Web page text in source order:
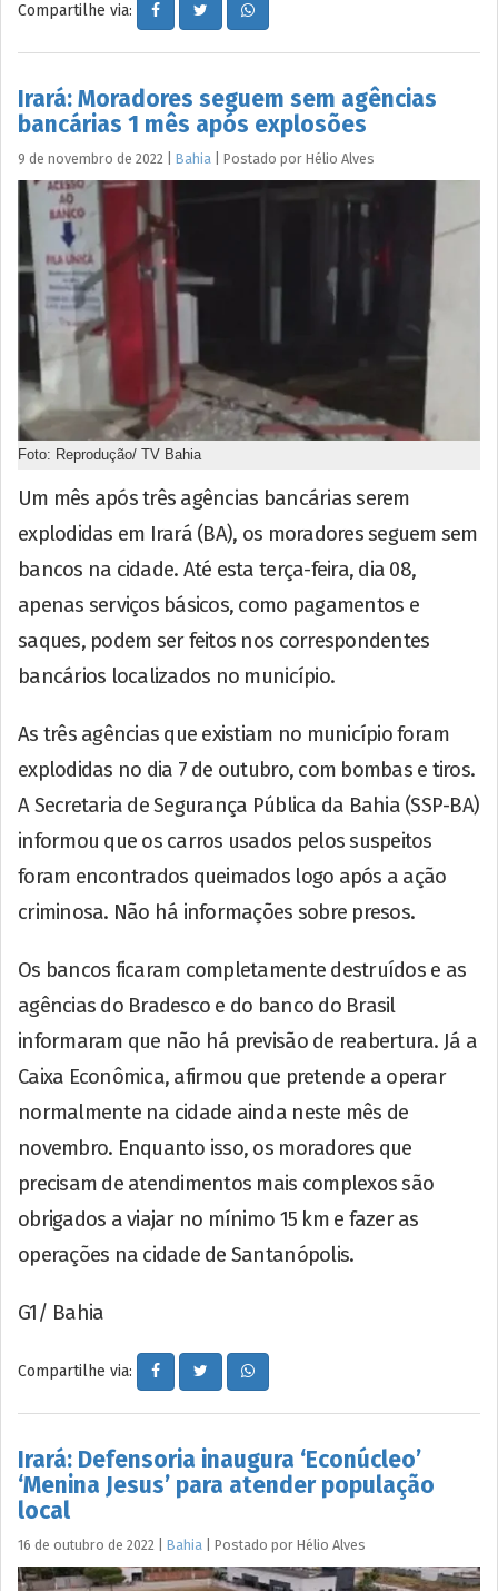
Compartilhe via:
Irará: Moradores seguem sem agências
bancárias 1 mês após explosões
9 de novembro de 2022 Bahia Postado por Hélio Alves
Foto: Reprodução/ TV Bahia
Um mês após três agências bancárias serem
explodidas em Irará (BA), os moradores seguem sem
bancos na cidade. Até esta terça-feira, dia 08,
apenas serviços básicos, como pagamentos e
saques, podem ser feitos nos correspondentes
bancários localizados no município.
As três agências que existiam no município foram
explodidas no dia 7 de outubro, com bombas e tiros.
A Secretaria de Segurança Pública da Bahia (SSP-BA)
informou que os carros usados pelos suspeitos
foram encontrados queimados logo após a ação
criminosa. Não há informações sobre presos.
Os bancos ficaram completamente destruídos e as
agências do Bradesco e do banco do Brasil
informaram que não há previsão de reabertura. Já a
Caixa Econômica, afirmou que pretende a operar
normalmente na cidade ainda neste mês de
novembro. Enquanto isso, os moradores que
precisam de atendimentos mais complexos são
obrigados a viajar no mínimo 15 km e fazer as
operações na cidade de Santanópolis.
G1/ Bahia
Compartilhe via:
Irará: Defensoria inaugura ‘Econúcleo’
‘Menina Jesus’ para atender população
local
16 de outubro de 2022 Bahia Postado por Hélio Alves